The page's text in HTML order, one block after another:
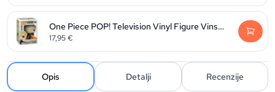
One Piece POP! Television Vinyl Figure Vinsmoke Sanji 9 cm
17,95€
Opis Detalji Recenzije